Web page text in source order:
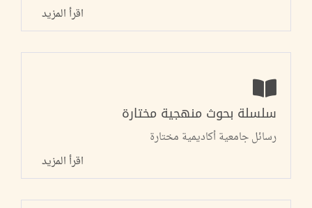
اقرأ المزيد
سلسلة بحوث منهجية مختارة
رسائل جامعية أكاديمية مختارة
اقرأ المزيد